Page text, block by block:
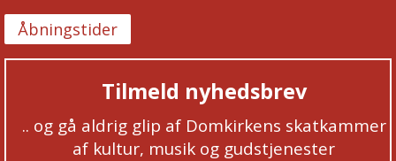
Åbningstider
Tilmeld nyhedsbrev
.. og gå aldrig glip af Domkirkens skatkammer
af kultur, musik og gudstjenester